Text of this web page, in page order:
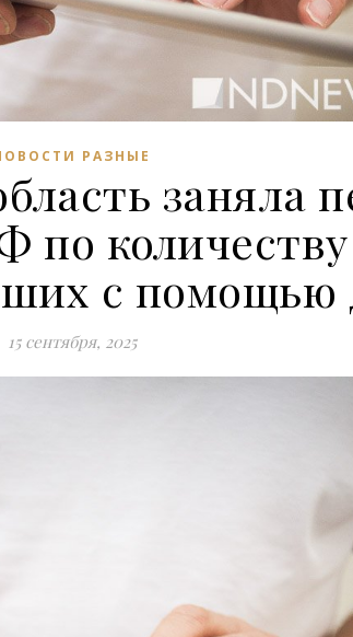
РАЗНЫЕ
заняла
по количеству
с помощью
15 сентября, 2025